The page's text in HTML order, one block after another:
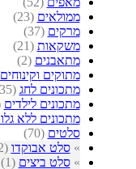
ממולאים (23)
מרקים (37)
משקאות (21)
מתאבנים (2)
מתוקים וקינוחים
מתכונים לחג (135)
מתכונים לילדים
מתכונים ללא
סלטים (70)
»סלט אבוקדו (2)
»סלט ביצים (1)